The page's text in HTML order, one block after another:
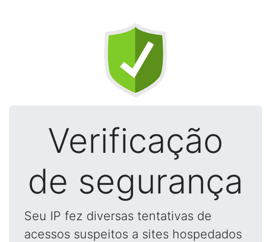
Verificação
de segurança
Seu IP fez diversas tentativas de
acessos suspeitos a sites hospedados